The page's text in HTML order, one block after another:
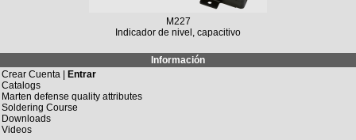
M227
Indicador de nivel, capacitivo
Información
Crear Cuenta | Entrar
Catalogs
Marten defense quality attributes
Soldering Course
Downloads
Videos